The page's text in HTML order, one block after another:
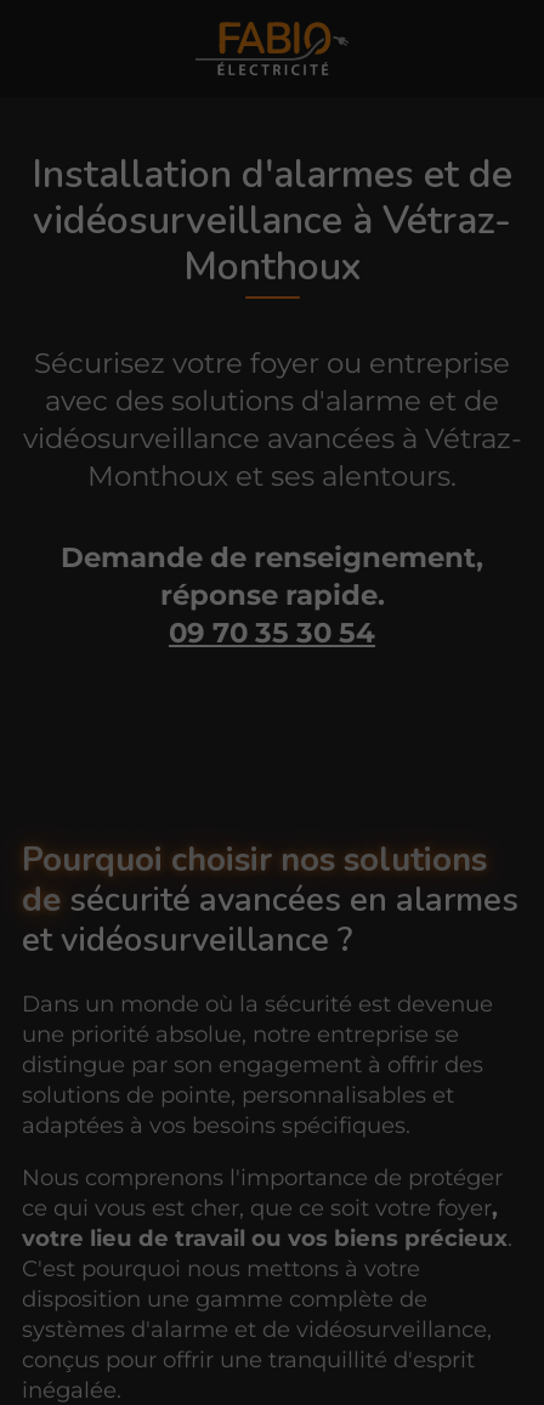
Installation d'alarmes et de
vidéosurveillance à Vétraz-
Monthoux
Sécurisez votre foyer ou entreprise
avec des solutions d'alarme et de
vidéosurveillance avancées à Vétraz-
Monthoux et ses alentours.
Demande de renseignement,
réponse rapide.
09 70 35 30 54
Pourquoi choisir nos solutions
de sécurité avancées en alarmes
et vidéosurveillance ?
Dans un monde où la sécurité est devenue
une priorité absolue, notre entreprise se
distingue par son engagement à offrir des
solutions de pointe, personnalisables et
adaptées à vos besoins spécifiques.
Nous comprenons l'importance de protéger
ce qui vous est cher, que ce soit votre foyer,
votre lieu de travail ou vos biens précieux.
C'est pourquoi nous mettons à votre
disposition une gamme complète de
systèmes d'alarme et de vidéosurveillance,
conçus pour offrir une tranquillité d'esprit
inégalée.